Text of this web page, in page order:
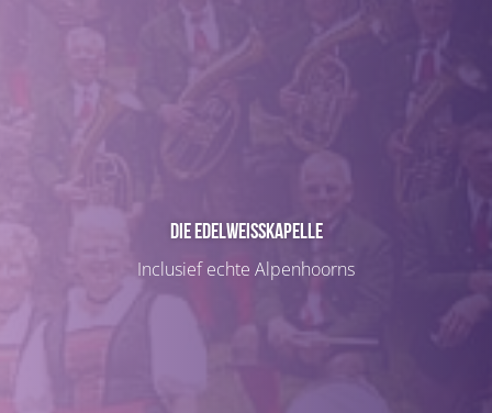
Die Edelweisskapelle
Inclusief echte Alpenhoorns